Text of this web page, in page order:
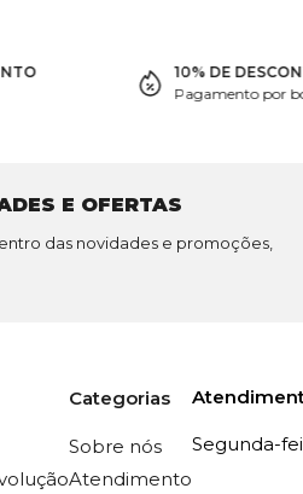
10% DE
Pagamento por
E OFERTAS
das novidades e promoções,
Categorias
Sobre nós
Atendimento
Segunda-